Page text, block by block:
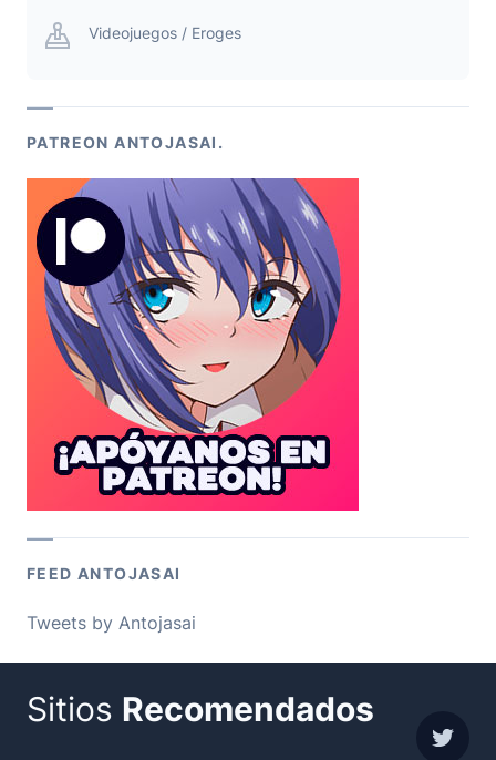
Videojuegos / Eroges
PATREON ANTOJASAI.
FEED ANTOJASAI
Tweets by Antojasai
Sitios Recomendados